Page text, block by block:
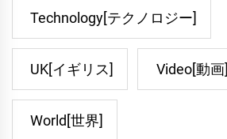
Technology[テクノロジー]
UK[イギリス] Video[動画]
World[世界]